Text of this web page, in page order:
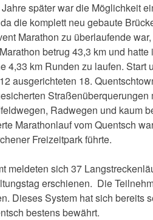
später war die Möglichkeit
die komplett neu gebaute
Marathon zu überlaufende
betrug 43,3 km und
4,33 km Runden zu laufen.
ausgerichteten 18.
Radwegen und kaum
Marathonlauf vom Quentsch
Freizeitpark führte.
meldeten sich 37
erschienen. Die
Dieses System hat sich bereits
bestens bewährt.